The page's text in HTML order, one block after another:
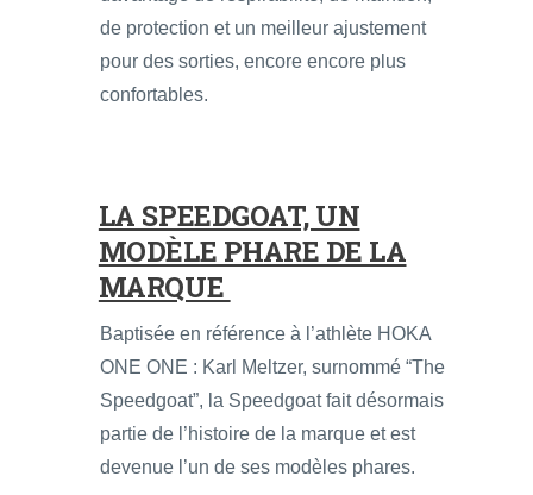
de protection et un meilleur ajustement
pour des sorties, encore encore plus
confortables.
LA SPEEDGOAT, UN
MODÈLE PHARE DE LA
MARQUE
Baptisée en référence à l’athlète HOKA
ONE ONE : Karl Meltzer, surnommé “The
Speedgoat”, la Speedgoat fait désormais
partie de l’histoire de la marque et est
devenue l’un de ses modèles phares.